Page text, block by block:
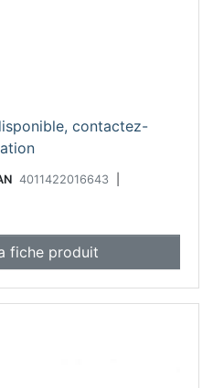
contactez-
4011422016643
fiche produit